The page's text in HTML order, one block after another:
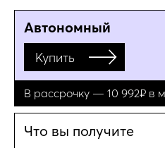
Автономный
Купить
В рассрочку — 10 992₽ в
Что вы получите